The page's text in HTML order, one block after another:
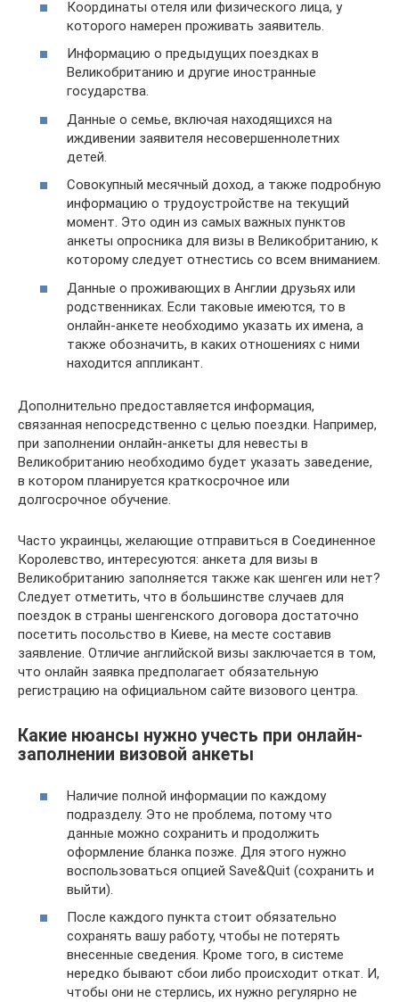
Координаты отеля или физического лица, у
которого намерен проживать заявитель.
Информацию о предыдущих поездках в
Великобританию и другие иностранные
государства.
Данные о семье, включая находящихся на
иждивении заявителя несовершеннолетних
детей.
Совокупный месячный доход, а также подробную
информацию о трудоустройстве на текущий
момент. Это один из самых важных пунктов
анкеты опросника для визы в Великобританию, к
которому следует отнестись со всем вниманием.
Данные о проживающих в Англии друзьях или
родственниках. Если таковые имеются, то в
онлайн-анкете необходимо указать их имена, а
также обозначить, в каких отношениях с ними
находится аппликант.
Дополнительно предоставляется информация,
связанная непосредственно с целью поездки. Например,
при заполнении онлайн-анкеты для невесты в
Великобританию необходимо будет указать заведение,
в котором планируется краткосрочное или
долгосрочное обучение.
Часто украинцы, желающие отправиться в Соединенное
Королевство, интересуются: анкета для визы в
Великобританию заполняется также как шенген или нет?
Следует отметить, что в большинстве случаев для
поездок в страны шенгенского договора достаточно
посетить посольство в Киеве, на месте составив
заявление. Отличие английской визы заключается в том,
что онлайн заявка предполагает обязательную
регистрацию на официальном сайте визового центра.
Какие нюансы нужно учесть при онлайн-
заполнении визовой анкеты
Наличие полной информации по каждому
подразделу. Это не проблема, потому что
данные можно сохранить и продолжить
оформление бланка позже. Для этого нужно
воспользоваться опцией Save&Quit (сохранить и
выйти).
После каждого пункта стоит обязательно
сохранять вашу работу, чтобы не потерять
внесенные сведения. Кроме того, в системе
нередко бывают сбои либо происходит откат. И,
чтобы они не стерлись, их нужно регулярно не